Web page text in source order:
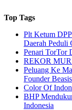
Top Tags
Plt Ketum
Daerah Peduli
Penari TorTor
REKOR
Peluang Ke
Founder
Color Of
BHP
Indonesia